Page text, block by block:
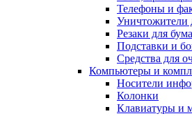
Телефоны и
Уничтожители
Резаки для
Подставки и
Средства для
Компьютеры и
Носители
Колонки
Клавиатуры и